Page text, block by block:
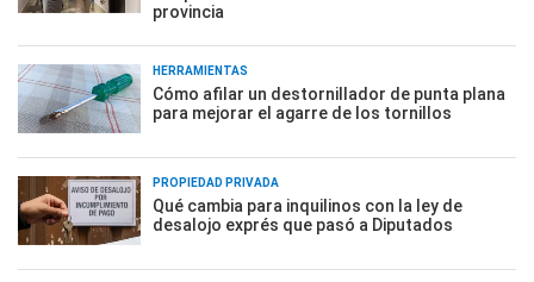
provincia
HERRAMIENTAS
Cómo afilar un destornillador de punta plana
para mejorar el agarre de los tornillos
PROPIEDAD PRIVADA
Qué cambia para inquilinos con la ley de
desalojo exprés que pasó a Diputados